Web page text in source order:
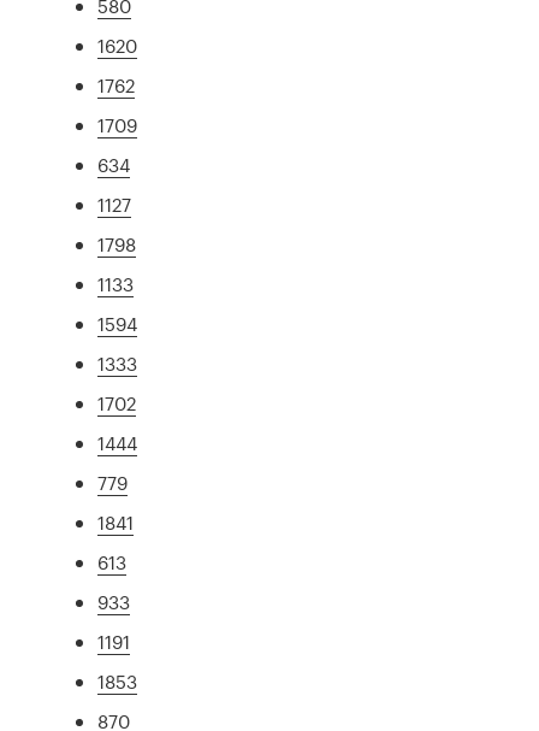
580
1620
1762
1709
634
1127
1798
1133
1594
1333
1702
1444
779
1841
613
933
1191
1853
870